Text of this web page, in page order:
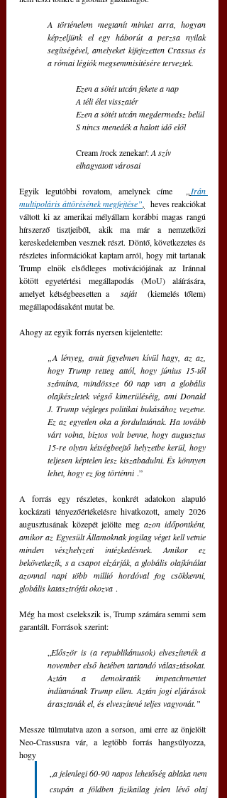
A történelem megtanít minket arra, hogyan
képzeljünk el egy háborút a perzsa nyilak
segítségével, amelyeket kifejezetten Crassus és
a római légiók megsemmisítésére terveztek.
Ezen a sötét utcán fekete a nap
A téli élet visszatér
Ezen a sötét utcán megdermedsz belül
S nincs menedék a halott idő elől
Cream /rock zenekar/: A szív
elhagyatott városai
Egyik legutóbbi rovatom, amelynek címe
Irán
multipoláris áttörésének megfejtése”
heves reakciókat
váltott ki az amerikai mélyállam korábbi magas rangú
hírszerző tisztjeiből, akik ma már a nemzetközi
kereskedelemben vesznek részt. Döntő, következetes és
részletes információkat kaptam arról, hogy mit tartanak
Trump elnök elsődleges motivációjának az Iránnal
kötött egyetértési megállapodás (MoU) aláírására,
amelyet kétségbeesetten a saját (kiemelés tőlem)
megállapodásaként mutat be.
Ahogy az egyik forrás nyersen kijelentette:
„A lényeg, amit figyelmen kívül hagy, az az,
hogy Trump retteg attól, hogy június 15-től
számítva, mindössze 60 nap van a globális
olajkészletek végső kimerüléséig, ami Donald
J. Trump végleges politikai bukásához vezetne.
Ez az egyetlen oka a fordulatának. Ha tovább
várt volna, biztos volt benne, hogy augusztus
15-re olyan kétségbeejtő helyzetbe kerül, hogy
teljesen képtelen lesz kiszabadulni. És könnyen
lehet, hogy ez fog történni .”
A forrás egy részletes, konkrét adatokon alapuló
kockázati tényezőértékelésre hivatkozott, amely 2026
augusztusának közepét jelölte meg azon időpontként,
amikor az Egyesült Államoknak jogilag véget kell vetnie
minden vészhelyzeti intézkedésnek. Amikor ez
bekövetkezik, s a csapot elzárják, a globális olajkínálat
azonnal napi több millió hordóval fog csökkenni,
globális katasztrófát okozva .
Még ha most cselekszik is, Trump számára semmi sem
garantált. Források szerint:
„ Először is (a republikánusok) elveszítenék a
november első hetében tartandó választásokat.
Aztán a demokraták impeachmentet
indítanának Trump ellen. Aztán jogi eljárások
árasztanák el, és elveszítené teljes vagyonát.”
Messze túlmutatva azon a sorson, ami erre az önjelölt
Neo-Crassusra vár, a legtöbb forrás hangsúlyozza,
hogy
„a jelenlegi 60-90 napos lehetőség ablaka nem
csupán a földben fizikailag jelen lévő olaj